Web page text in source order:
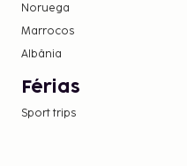
Noruega
Marrocos
Albânia
Férias
Sport trips